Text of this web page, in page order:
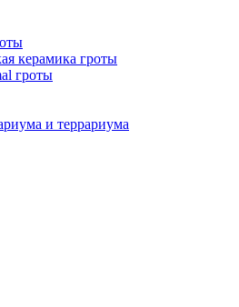
керамика гроты
гроты
и террариума